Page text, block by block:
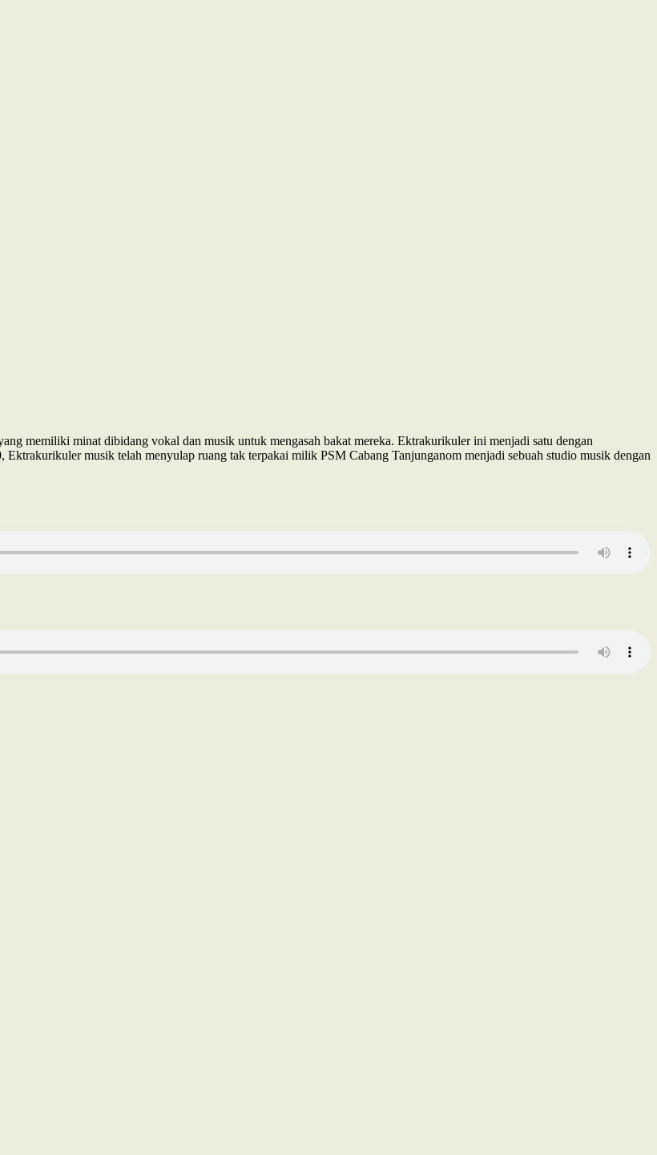
memiliki minat dibidang vokal dan musik untuk mengasah bakat mereka. Ektrakurikuler ini menjadi satu dengan
musik telah menyulap ruang tak terpakai milik PSM Cabang Tanjunganom menjadi sebuah studio musik dengan